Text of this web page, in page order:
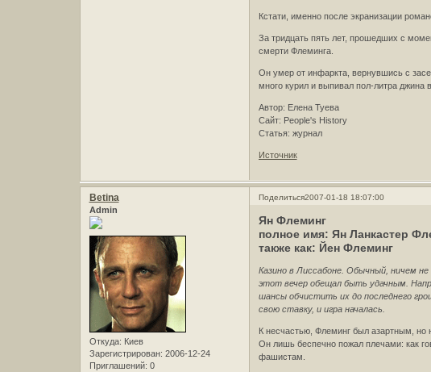
Кстати, именно после экранизации
За тридцать пять лет, прошедших с
смерти Флеминга.
Он умер от инфаркта, вернувшись с
много курил и выпивал пол-литра джина
Автор: Елена Туева
Сайт: People's History
Статья: журнал
Источник
Поделиться2007-01-18 18:07:00
Betina
Admin
Откуда: Киев
Зарегистрирован: 2006-12-24
Приглашений: 0
Ян Флеминг
полное имя: Ян Ланкастер
также как: Йен Флеминг
Казино в Лиссабоне. Обычный, ничем
этот вечер обещал быть удачным.
шансы обчистить их до последнего
свою ставку, и игра началась.
К несчастью, Флеминг был азартным, но
Он лишь беспечно пожал плечами: как
фашистам.